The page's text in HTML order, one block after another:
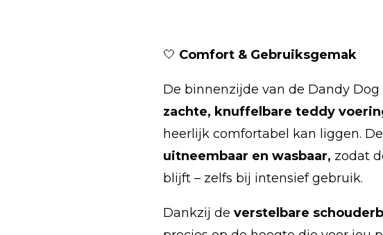
🤍 Comfort & Gebruiksgemak
De binnenzijde van de Dandy Dog
zachte, knuffelbare teddy
heerlijk comfortabel kan liggen.
uitneembaar en wasbaar, zodat
blijft – zelfs bij intensief gebruik.
Dankzij de verstelbare